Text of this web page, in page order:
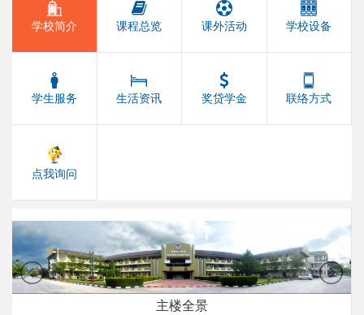
学校简介 课程总览 课外活动 学校设备
学生服务 生活资讯 奖贷学金 联络方式
点我询问
主楼全景